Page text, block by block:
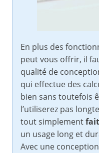
En plus des
peut vous offrir, il
qualité de
qui effectue des
bien sans toutefois
l’utiliserez pas
tout simplement
un usage long et
Avec une